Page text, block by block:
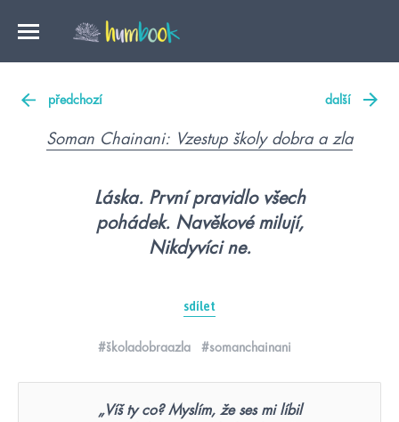
předchozí další
Soman Chainani: Vzestup školy dobra a zla
Láska. První pravidlo všech
pohádek. Navěkové milují,
Nikdyvíci ne.
sdílet
#školadobraazla #somanchainani
„Víš ty co? Myslím, že ses mi líbil